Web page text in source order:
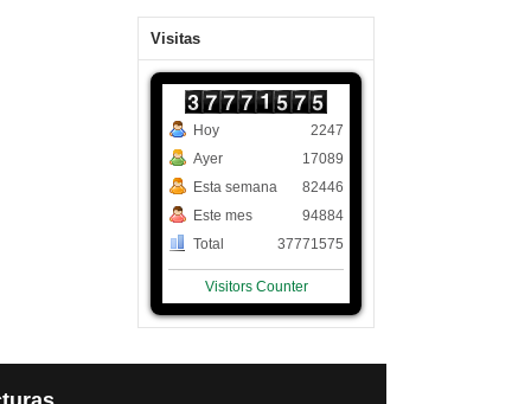
Visitas
Hoy
Ayer
Esta semana
Este mes
Total
2247
17089
82446
94884
37771575
Visitors Counter